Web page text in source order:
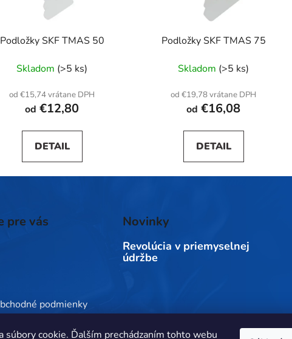
súbory cookie. Ďalším prechádzaním tohto webu
Podložky SKF TMAS 50
Skladom (>5 ks)
od €15,74 vrátane DPH
od €12,80
DETAIL
Podložky SKF TMAS 75
Skladom (>5 ks)
od €19,78 vrátane DPH
od €16,08
DETAIL
pre vás
podmienky
Novinky
Revolúcia v priemyselnej
údržbe